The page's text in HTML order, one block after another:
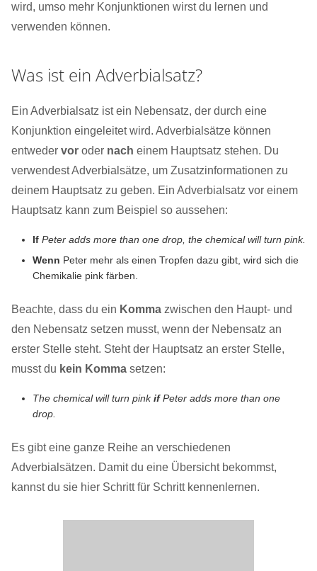
wird, umso mehr Konjunktionen wirst du lernen und
verwenden können.
Was ist ein Adverbialsatz?
Ein Adverbialsatz ist ein Nebensatz, der durch eine
Konjunktion eingeleitet wird. Adverbialsätze können
entweder vor oder nach einem Hauptsatz stehen. Du
verwendest Adverbialsätze, um Zusatzinformationen zu
deinem Hauptsatz zu geben. Ein Adverbialsatz vor einem
Hauptsatz kann zum Beispiel so aussehen:
If Peter adds more than one drop, the chemical will turn pink.
Wenn Peter mehr als einen Tropfen dazu gibt, wird sich die
Chemikalie pink färben.
Beachte, dass du ein Komma zwischen den Haupt- und
den Nebensatz setzen musst, wenn der Nebensatz an
erster Stelle steht. Steht der Hauptsatz an erster Stelle,
musst du kein Komma setzen:
The chemical will turn pinkifPeter adds more than one
drop.
Es gibt eine ganze Reihe an verschiedenen
Adverbialsätzen. Damit du eine Übersicht bekommst,
kannst du sie hier Schritt für Schritt kennenlernen.